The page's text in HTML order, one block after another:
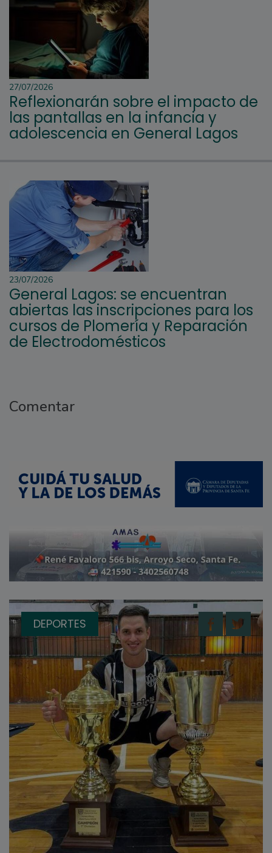
27/07/2026
Reflexionarán sobre el impacto de
las pantallas en la infancia y
adolescencia en General Lagos
23/07/2026
General Lagos: se encuentran
abiertas las inscripciones para los
cursos de Plomería y Reparación
de Electrodomésticos
Comentar
DEPORTES